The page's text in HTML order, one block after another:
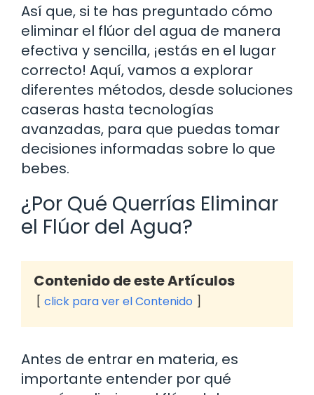
Así que, si te has preguntado cómo
eliminar el flúor del agua de manera
efectiva y sencilla, ¡estás en el lugar
correcto! Aquí, vamos a explorar
diferentes métodos, desde soluciones
caseras hasta tecnologías
avanzadas, para que puedas tomar
decisiones informadas sobre lo que
bebes.
¿Por Qué Querrías Eliminar
el Flúor del Agua?
Contenido de este Artículos
click para ver el Contenido
Antes de entrar en materia, es
importante entender por qué